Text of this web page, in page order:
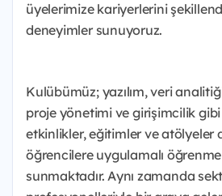
üyelerimize kariyerlerini
deneyimler sunuyoruz.
Kulübümüz; yazılım, veri
proje yönetimi ve girişimcilik
etkinlikler, eğitimler ve atölyeler
öğrencilere uygulamalı öğrenme
sunmaktadır. Aynı zamanda